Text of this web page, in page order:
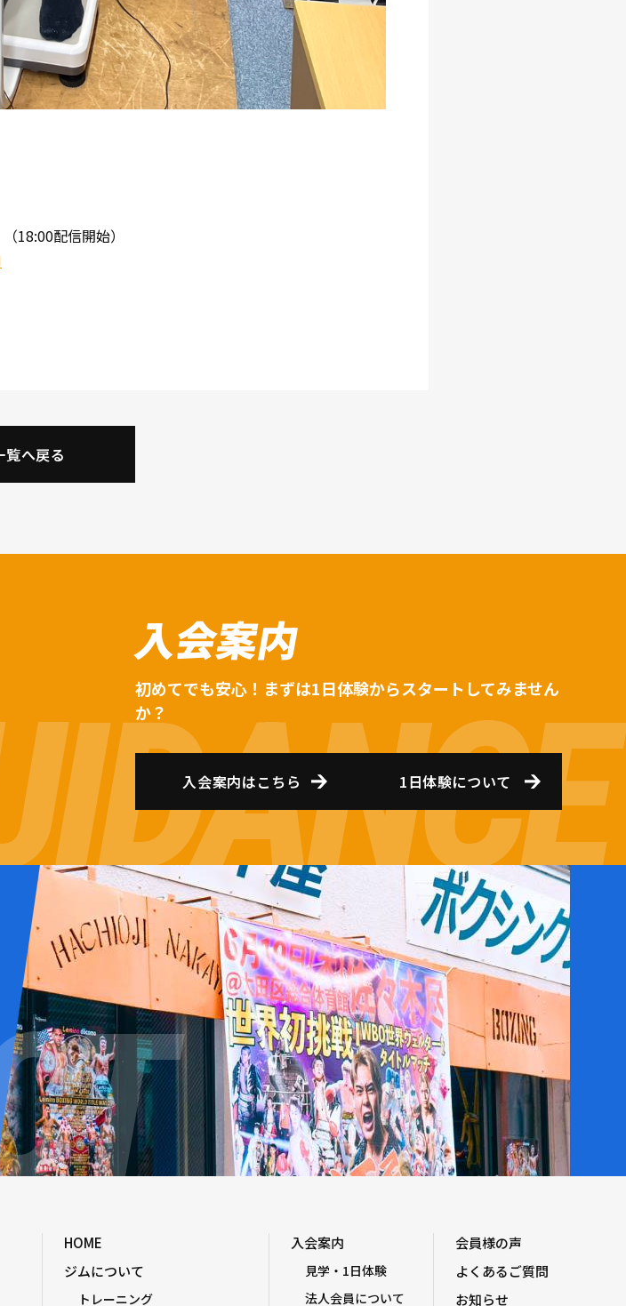
18:00配信開始）
覧へ戻る
入会案内
初めてでも安心！まずは1日体験からスタートしてみません
か？
入会案内はこちら 1日体験について
HOME
ジムについて
トレーニング
入会案内
見学・1日体験
法人会員について
会員様の声
よくあるご質問
お知らせ